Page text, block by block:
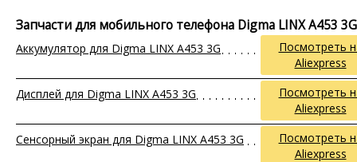
Запчасти для мобильного телефона Digma LINX A453 3G
Аккумулятор для Digma LINX A453 3G
Посмотреть
Aliexpress
Дисплей для Digma LINX A453 3G
Посмотреть
Aliexpress
Сенсорный экран для Digma LINX A453 3G
Посмотреть
Aliexpress